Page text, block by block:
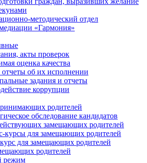
методический отдел
«Гармония»
акты проверок
оценка качества
об их исполнении
задания и отчеты
коррупции
родителей
обследование кандидатов
замещающих родителей
курсы для замещающих родителей
для замещающих родителей
родителей
режим